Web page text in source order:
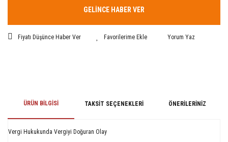
GELİNCE HABER VER
Fiyatı Düşünce Haber Ver Yorum Yaz
ÜRÜN BILGISI TAKSIT SEÇENEKLERI ÖNERILERINIZ
Vergi Hukukunda Vergiyi Doğuran Olay